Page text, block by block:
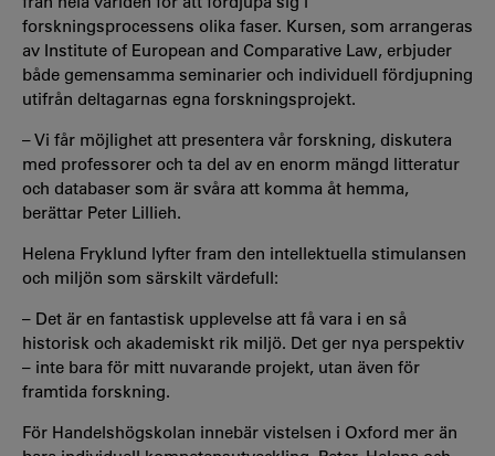
forskningsprocessens olika faser. Kursen, som arrangeras
av Institute of European and Comparative Law, erbjuder
både gemensamma seminarier och individuell fördjupning
utifrån deltagarnas egna forskningsprojekt.
– Vi får möjlighet att presentera vår forskning, diskutera
med professorer och ta del av en enorm mängd litteratur
och databaser som är svåra att komma åt hemma,
berättar Peter Lillieh.
Helena Fryklund lyfter fram den intellektuella stimulansen
och miljön som särskilt värdefull:
– Det är en fantastisk upplevelse att få vara i en så
historisk och akademiskt rik miljö. Det ger nya perspektiv
– inte bara för mitt nuvarande projekt, utan även för
framtida forskning.
För Handelshögskolan innebär vistelsen i Oxford mer än